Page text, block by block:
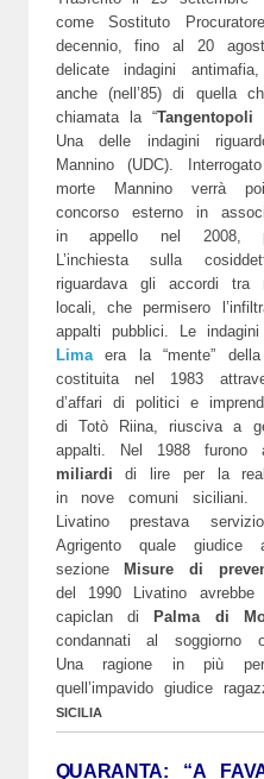
come Sostituto
decennio, fino al 20
delicate indagini
anche (nell’85) di quella
chiamata la “Tangentopoli
Una delle indagini
Mannino (UDC).
morte Mannino verrà
concorso esterno in
in appello nel 2008,
L’inchiesta sulla
riguardava gli accordi tra
locali, che permisero
appalti pubblici. Le
Limaera la “mente” della
costituita nel 1983
d’affari di politici e
di Totò Riina, riusciva a
appalti. Nel 1988 furono
miliardi di lire per la
in nove comuni siciliani.
Livatino prestava
Agrigento quale
sezione
Misure di
del 1990 Livatino
capiclan di
Palma di
condannati al soggiorno
Una ragione in più
quell’impavido giudice
SICILIA
QUARANTA: “A